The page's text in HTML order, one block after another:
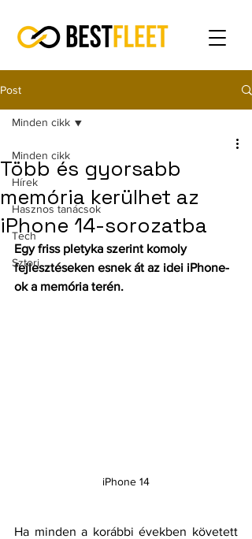
Post
Minden cikk
Hírek
Hasznos tanácsok
Tech
Sztori
Minden cikk
Több és gyorsabb
memória kerülhet az
iPhone 14-sorozatba
Egy friss pletyka szerint komoly
fejlesztéseken esnek át az idei iPhone-
ok a memória terén.
iPhone 14
Ha minden a korábbi években követett